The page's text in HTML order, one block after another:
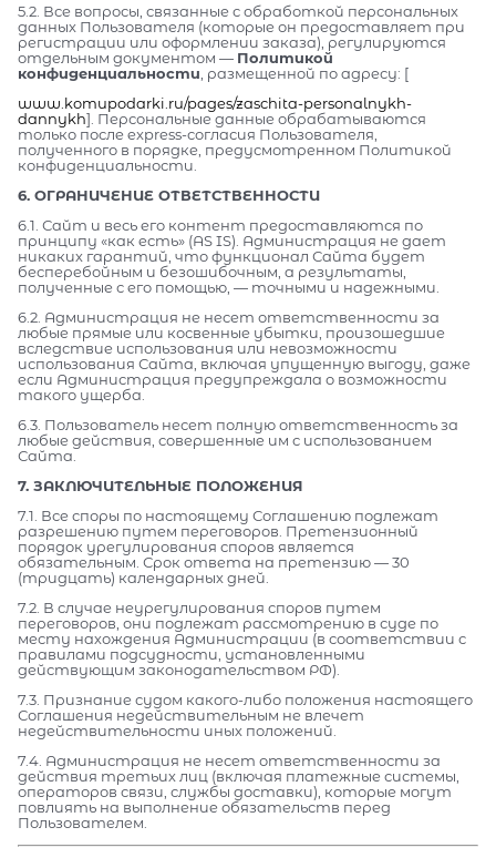
5.2. Все вопросы, связанные с обработкой персональных
данных Пользователя (которые он предоставляет при
регистрации или оформлении заказа), регулируются
отдельным документом — Политикой
конфиденциальности , размещенной по адресу: [
www.komupodarki.ru/pages/zaschita-personalnykh-
dannykh]. Персональные данные обрабатываются
только после express-согласия Пользователя,
полученного в порядке, предусмотренном Политикой
конфиденциальности.
6. ОГРАНИЧЕНИЕ ОТВЕТСТВЕННОСТИ
6.1. Сайт и весь его контент предоставляются по
принципу «как есть» (AS IS). Администрация не дает
никаких гарантий, что функционал Сайта будет
бесперебойным и безошибочным, а результаты,
полученные с его помощью, — точными и надежными.
6.2. Администрация не несет ответственности за
любые прямые или косвенные убытки, произошедшие
вследствие использования или невозможности
использования Сайта, включая упущенную выгоду, даже
если Администрация предупреждала о возможности
такого ущерба.
6.3. Пользователь несет полную ответственность за
любые действия, совершенные им с использованием
Сайта.
7. ЗАКЛЮЧИТЕЛЬНЫЕ ПОЛОЖЕНИЯ
7.1. Все споры по настоящему Соглашению подлежат
разрешению путем переговоров. Претензионный
порядок урегулирования споров является
обязательным. Срок ответа на претензию — 30
(тридцать) календарных дней.
7.2. В случае неурегулирования споров путем
переговоров, они подлежат рассмотрению в суде по
месту нахождения Администрации (в соответствии с
правилами подсудности, установленными
действующим законодательством РФ).
7.3. Признание судом какого-либо положения настоящего
Соглашения недействительным не влечет
недействительности иных положений.
7.4. Администрация не несет ответственности за
действия третьих лиц (включая платежные системы,
операторов связи, службы доставки), которые могут
повлиять на выполнение обязательств перед
Пользователем.